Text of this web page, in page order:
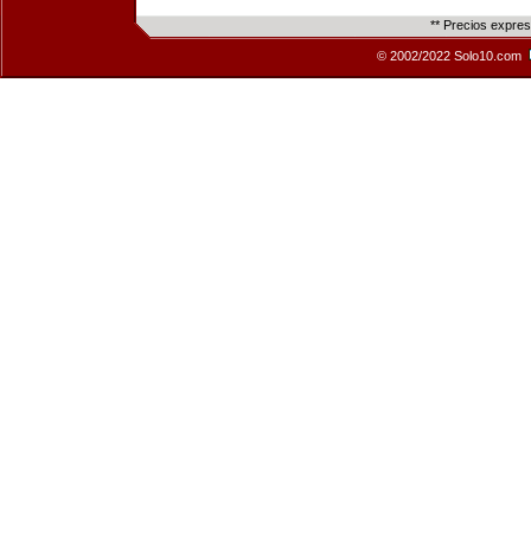
** Precios
© 2002/2022 Solo10.com